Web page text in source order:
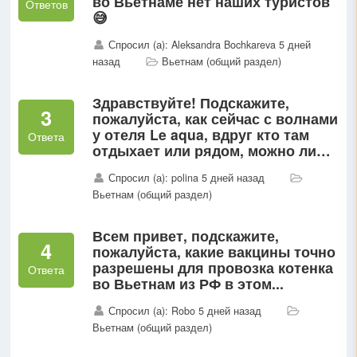
Ответов
😅
Спросил (а): Aleksandra Bochkareva 5 дней
назад
Вьетнам (общий раздел)
3
Ответа
Здравствуйте! Подскажите,
пожалуйста, как сейчас с волнами
у отеля Le aqua, вдруг кто там
отдыхает или рядом, можно ли
Спросил (а): polina 5 дней назад
Вьетнам (общий раздел)
4
Ответа
Всем привет, подскажите,
пожалуйста, какие вакцины точно
разрешены для провозка котенка
во Вьетнам из РФ в этом...
Спросил (а): Robo 5 дней назад
Вьетнам (общий раздел)